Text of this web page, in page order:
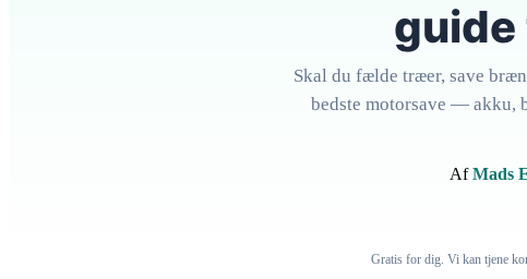
guide
Skal du fælde træer, save
bedste motorsave — akku,
AfMads
Gratis for dig. Vi kan tjene